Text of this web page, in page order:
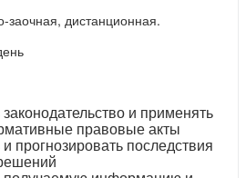
заочная, дистанционная.
и применять
правовые акты
прогнозировать последствия